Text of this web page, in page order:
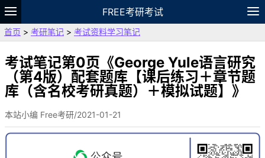
FREE考研考试
题库
故事 专题 APP
VIP
资料
首页 > 考研笔记 > 考试资料学习笔记
考试笔记第0页《George Yule语言研究
（第4版）配套题库【课后练习＋章节题
库（含名校考研真题）＋模拟试题】》
本站小编 Free考研/2021-01-21